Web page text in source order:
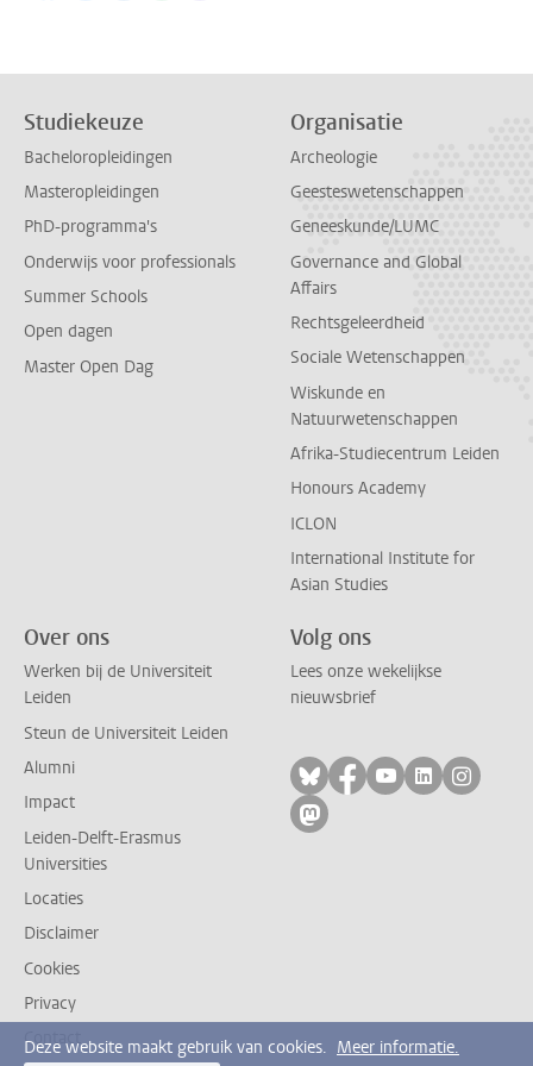
Studiekeuze
Bacheloropleidingen
Masteropleidingen
PhD-programma's
Onderwijs voor professionals
Summer Schools
Open dagen
Master Open Dag
Organisatie
Archeologie
Geesteswetenschappen
Geneeskunde/LUMC
Governance and Global
Affairs
Rechtsgeleerdheid
Sociale Wetenschappen
Wiskunde en
Natuurwetenschappen
Afrika-Studiecentrum Leiden
Honours Academy
ICLON
International Institute for
Asian Studies
Over ons
Werken bij de Universiteit
Leiden
Steun de Universiteit Leiden
Alumni
Impact
Leiden-Delft-Erasmus
Universities
Locaties
Disclaimer
Cookies
Privacy
Contact
Volg ons
Lees onze wekelijkse
nieuwsbrief
Volg ons op bluesky
Volg ons op
Volg ons op
Volg ons
Volg
Volg ons op mastodon
Deze website maakt gebruik van cookies. Meer informatie.